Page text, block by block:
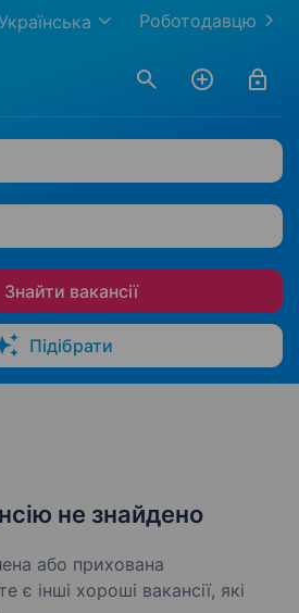
Роботодавцю
Знайти вакансії
Підібрати
не знайдено
або прихована
інші хороші вакансії, які